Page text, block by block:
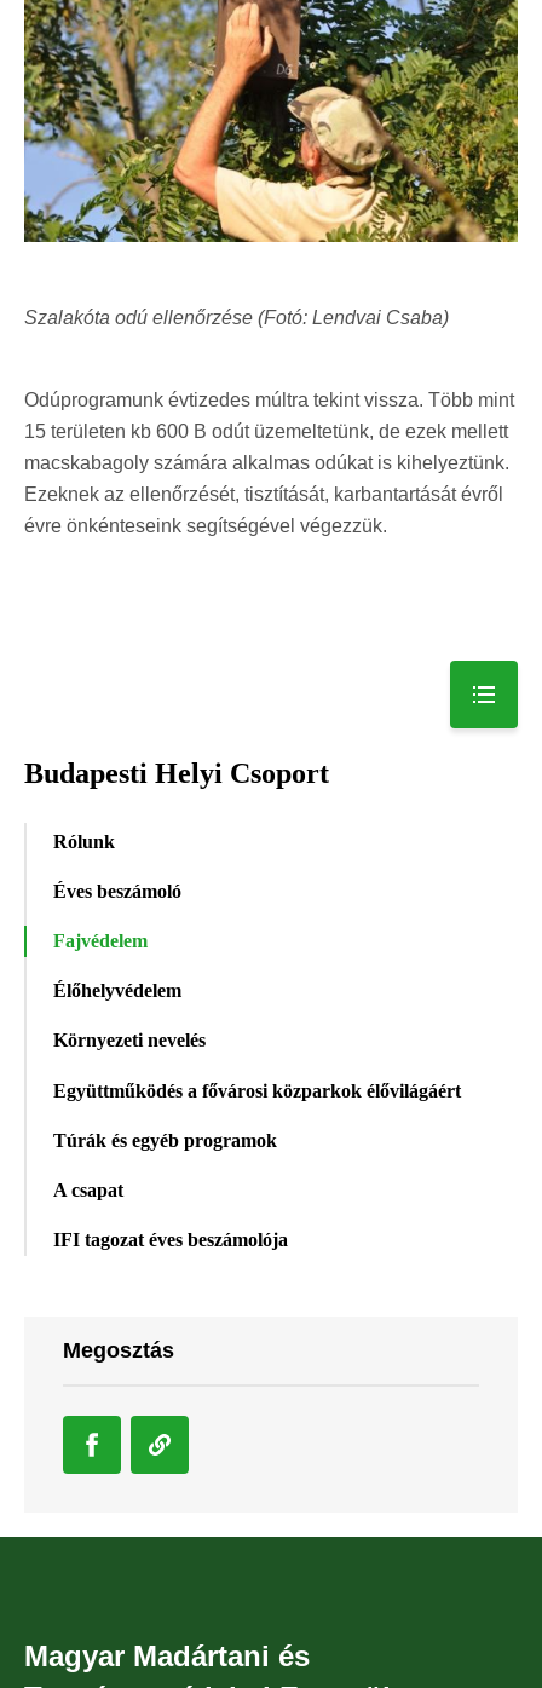
Szalakóta odú ellenőrzése (Fotó: Lendvai Csaba)
Odúprogramunk évtizedes múltra tekint vissza. Több mint
15 területen kb 600 B odút üzemeltetünk, de ezek mellett
macskabagoly számára alkalmas odúkat is kihelyeztünk.
Ezeknek az ellenőrzését, tisztítását, karbantartását évről
évre önkénteseink segítségével végezzük.
Budapesti Helyi Csoport
Rólunk
Éves beszámoló
Fajvédelem
Élőhelyvédelem
Környezeti nevelés
Együttműködés a fővárosi közparkok élővilágáért
Túrák és egyéb programok
A csapat
IFI tagozat éves beszámolója
Megosztás
Magyar Madártani és